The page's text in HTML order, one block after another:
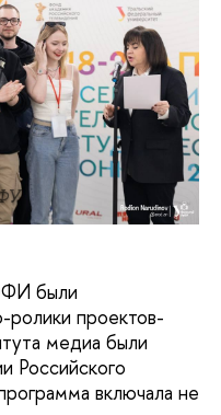
были
проектов-
медиа были
Российского
включала не